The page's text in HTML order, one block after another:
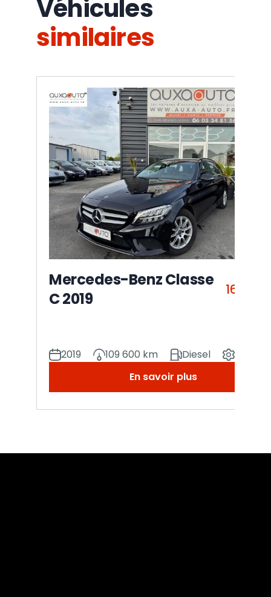
Véhicules
similaires
Mercedes-Benz Classe
C 2019
16 990
2019 109 600 km Diesel
En savoir plus